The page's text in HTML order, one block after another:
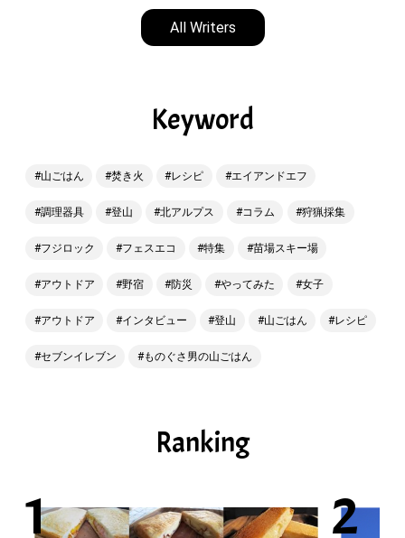
All Writers
Keyword
山ごはん 焚き火 レシピ エイアンドエフ
調理器具 登山 北アルプス コラム 狩猟採集
フジロック フェスエコ 特集 苗場スキー場
アウトドア 野宿 防災 やってみた 女子
アウトドア インタビュー 登山 山ごはん レシピ
セブンイレブン ものぐさ男の山ごはん
Ranking